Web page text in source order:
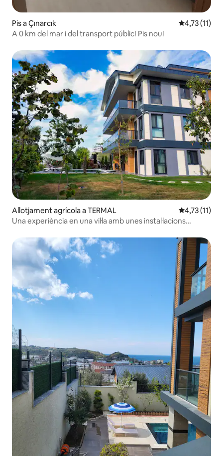
Pis a Çınarcık 4,73 de
4,73 (11)
A 0 km del mar i del transport públic! Pis nou!
Allotjament agrícola a TERMAL 4,73 de
4,73 (11)
Una experiència en una vil·la amb unes instal·lacions